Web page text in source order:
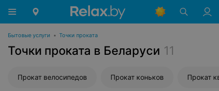
Бытовые услуги • Точки проката
Точки проката в Беларуси 11
Прокат велосипедов Прокат коньков Прокат